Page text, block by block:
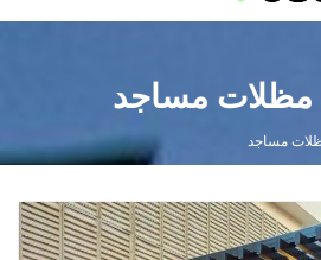
مظلات مساجد
مساجد